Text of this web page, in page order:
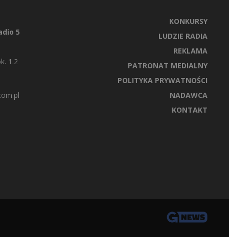
5
1.2
KONKURSY
LUDZIE RADIA
REKLAMA
PATRONAT MEDIALNY
POLITYKA PRYWATNOŚCI
NADAWCA
KONTAKT